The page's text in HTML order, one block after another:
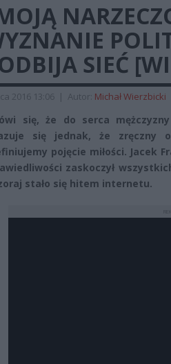
SIEĆ
2016 13:06 | Autor: Michał Wierzbicki
się, że do serca
się jednak, że zręczny
pojęcie miłości. Jacek
zaskoczył
stało się hitem internetu.